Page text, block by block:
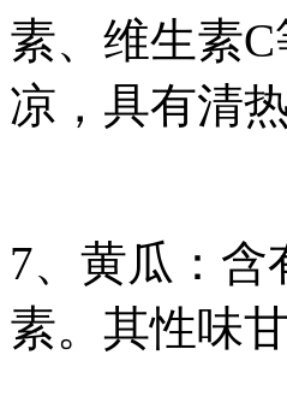
素、维生素
凉，具有清
7、黄瓜：含
素。其性味